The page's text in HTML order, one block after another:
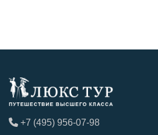
+7 (495) 956-07-98